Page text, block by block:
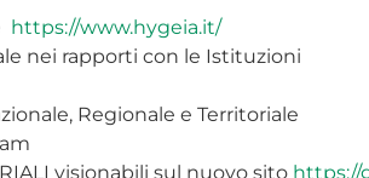
https://www.hygeia.it/
nei rapporti con le Istituzioni
Regionale e Territoriale
visionabili sul nuovo sito https://